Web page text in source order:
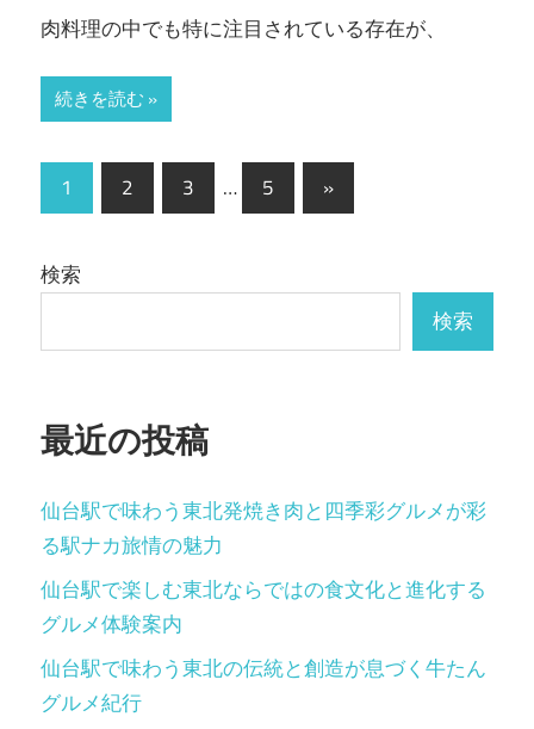
肉料理の中でも特に注目されている存在が、
続きを読む
投
稿
の
ジ
送
り
1 2 3 … 5
次
の
事
»
検索
検索
最近の投稿
仙台駅で味わう東北発焼き肉と四季彩グルメが彩
る駅ナカ旅情の魅力
仙台駅で楽しむ東北ならではの食文化と進化する
グルメ体験案内
仙台駅で味わう東北の伝統と創造が息づく牛たん
グルメ紀行